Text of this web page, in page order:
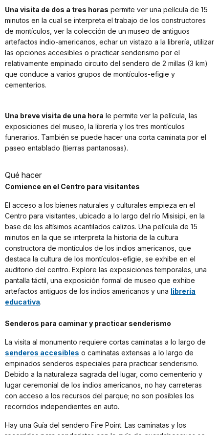
Una visita de dos a tres horas permite ver una película de 15
minutos en la cual se interpreta el trabajo de los constructores
de montículos, ver la colección de un museo de antiguos
artefactos indio-americanos, echar un vistazo a la librería, utilizar
las opciones accesibles o practicar senderismo por el
relativamente empinado circuito del sendero de 2 millas (3 km)
que conduce a varios grupos de montículos-efigie y
cementerios.
Una breve visita de una hora le permite ver la película, las
exposiciones del museo, la librería y los tres montículos
funerarios. También se puede hacer una corta caminata por el
paseo entablado (tierras pantanosas).
Qué hacer
Comience en el Centro para visitantes
El acceso a los bienes naturales y culturales empieza en el
Centro para visitantes, ubicado a lo largo del río Misisipi, en la
base de los altísimos acantilados calizos. Una película de 15
minutos en la que se interpreta la historia de la cultura
constructora de montículos de los indios americanos, que
destaca la cultura de los montículos-efigie, se exhibe en el
auditorio del centro. Explore las exposiciones temporales, una
pantalla táctil, una exposición formal de museo que exhibe
artefactos antiguos de los indios americanos y una librería
educativa.
Senderos para caminar y practicar senderismo
La visita al monumento requiere cortas caminatas a lo largo de
senderos accesibles o caminatas extensas a lo largo de
empinados senderos especiales para practicar senderismo.
Debido a la naturaleza sagrada del lugar, como cementerio y
lugar ceremonial de los indios americanos, no hay carreteras
con acceso a los recursos del parque; no son posibles los
recorridos independientes en auto.
Hay una Guía del sendero Fire Point. Las caminatas y los